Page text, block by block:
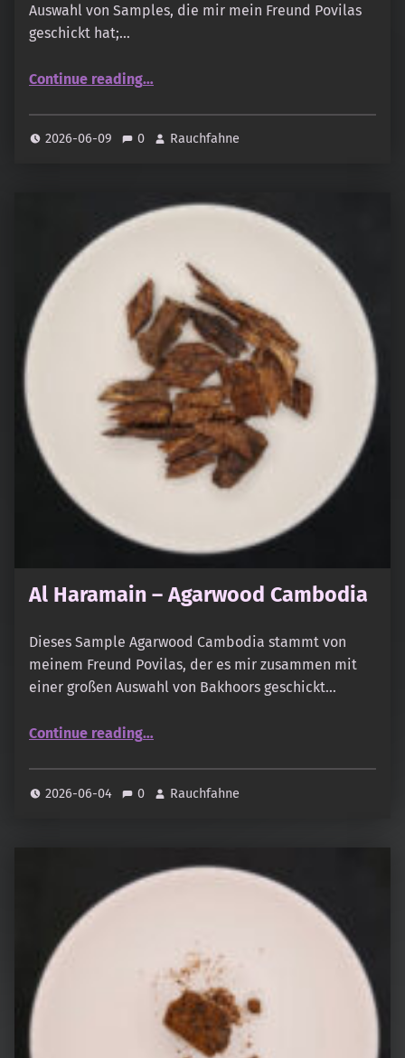
Auswahl von Samples, die mir mein Freund Povilas
geschickt hat;…
Continue reading…
2026-06-09 0 Rauchfahne
Al Haramain – Agarwood Cambodia
Dieses Sample Agarwood Cambodia stammt von
meinem Freund Povilas, der es mir zusammen mit
einer großen Auswahl von Bakhoors geschickt…
Continue reading“Al Haramain – Agarwood Cambodia”
…
2026-06-04 0 Rauchfahne